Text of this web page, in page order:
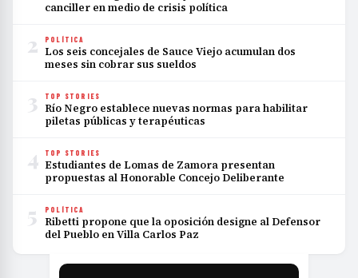
canciller en medio de crisis política
2 POLÍTICA
Los seis concejales de Sauce Viejo acumulan dos
meses sin cobrar sus sueldos
3 TOP STORIES
Río Negro establece nuevas normas para habilitar
piletas públicas y terapéuticas
4 TOP STORIES
Estudiantes de Lomas de Zamora presentan
propuestas al Honorable Concejo Deliberante
5 POLÍTICA
Ribetti propone que la oposición designe al Defensor
del Pueblo en Villa Carlos Paz